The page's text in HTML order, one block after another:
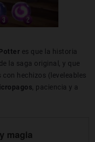
es que la historia
la saga original, y que
hechizos (leveleables
, paciencia y a
magia